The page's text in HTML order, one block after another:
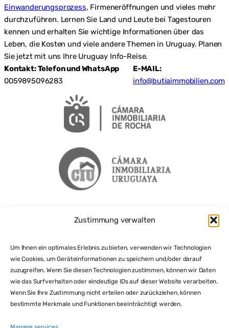
Zustimmung verwalten
Um Ihnen ein optimales Erlebnis zu bieten, verwenden wir Technologien
wie Cookies, um Geräteinformationen zu speichern und/oder darauf
zuzugreifen. Wenn Sie diesen Technologien zustimmen, können wir Daten
wie das Surfverhalten oder eindeutige IDs auf dieser Website verarbeiten.
Wenn Sie Ihre Zustimmung nicht erteilen oder zurückziehen, können
bestimmte Merkmale und Funktionen beeinträchtigt werden.
Einwanderungsprozess, Firmeneröffnungen und vieles mehr
durchzuführen. Lernen Sie Land und Leute bei Tagestouren
kennen und erhalten Sie wichtige Informationen über das
Leben, die Kosten und viele andere Themen in Uruguay. Planen
Sie jetzt mit uns Ihre Uruguay Info-Reise.
Kontakt: Telefon und WhatsApp
0059895096283
E-MAIL:
info@butiaimmobilien.com